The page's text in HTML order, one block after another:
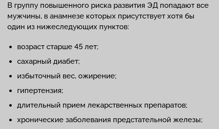
В группу повышенного риска развития ЭД попадают все
мужчины, в анамнезе которых присутствует хотя бы
один из нижеследующих пунктов:
возраст старше 45 лет;
сахарный диабет;
избыточный вес, ожирение;
гипертензия;
длительный прием лекарственных препаратов;
хронические заболевания предстательной железы;